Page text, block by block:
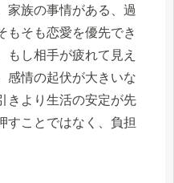
家族の事情がある、過
もそも恋愛を優先でき
もし相手が疲れて見え
感情の起伏が大きいな
きより生活の安定が先
すことではなく、負担